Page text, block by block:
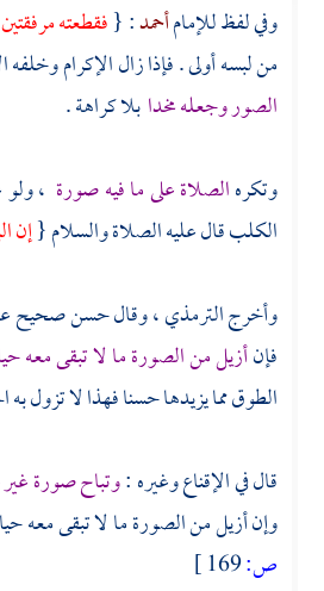
وفي لفظ للإمامأحمد: {فقطعته
من لبسه أولى . فإذا زال الإكرام
الصور وجعله مخدابلا كراهة .
وتكرهالصلاة على ما فيه صورة ،
الكلب قال عليه الصلاة والسلام {إن
وأخرجالترمذي، وقال حسن صحيح
فإنأزيل من الصورة ما لا تبقى معه
الطوق مما يزيدها حسنا فهذا لا تزول به
قال في الإقناع وغيره :وتباح صورة
وإن أزيل من الصورة ما لا تبقى معه
ص: